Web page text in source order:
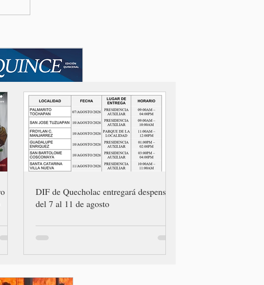
DIF de Quecholac entregará despensas
del 7 al 11 de agosto